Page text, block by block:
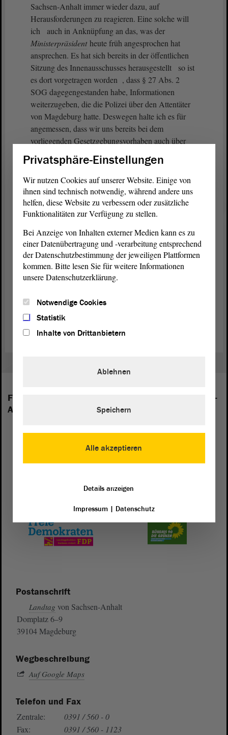
Sachsen-Anhalt immer wieder dazu, auf
Herausforderungen zu reagieren. Eine solche will
ich auch in Anknüpfung an das, was der
Ministerpräsident heute früh angesprochen hat
ansprechen. Es hat sich bereits in der öffentlichen
Sitzung des Innenausschusses herausgestellt so ist
es dort vorgetragen worden , dass § 27 Abs. 2
SOG dagegengestanden habe, Informationen
weiterzugeben, die die Polizei über den Attentäter
von Magdeburg hatte. Deswegen halte ich es für
angemessen, dass wir uns bereits bei dem
vorliegenden Gesetzgebungsvorhaben auch über
27 Abs. 2 SOG unterhalten.
(Zustimmung von Dr. Katja Pähle, SPD)
Ansonsten beantrage ich auf diesem Wege für die
Gesetzentwurfes in den Ausschussfür Inneres und
Sport. - Herzlichen Dank.
Zurück zur Landtagssitzung
Folgende Fraktionen sind im Landtag von Sachsen-
Anhalt vertreten:
Postanschrift
Landtag von Sachsen-Anhalt
Domplatz 6–9
39104 Magdeburg
Wegbeschreibung
Auf Google Maps
Telefon und Fax
Zentrale:
0391 / 560 - 0
Fax:
0391 / 560 - 1123
Privatsphäre-Einstellungen
Wir nutzen Cookies auf unserer Website. Einige von
ihnen sind technisch notwendig, während andere uns
helfen, diese Website zu verbessern oder zusätzliche
Funktionalitäten zur Verfügung zu stellen.
Bei Anzeige von Inhalten externer Medien kann es zu
einer Datenübertragung und -verarbeitung entsprechend
der Datenschutzbestimmung der jeweiligen Plattformen
kommen. Bitte lesen Sie für weitere Informationen
unsere Datenschutzerklärung.
Notwendige Cookies
Statistik
Inhalte von Drittanbietern
Alle akzeptieren
Ablehnen
Speichern
Details anzeigen
Impressum| Datenschutz